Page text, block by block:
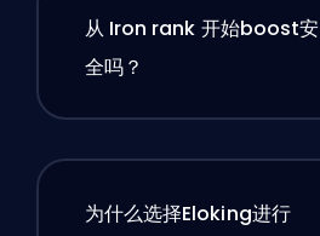
从 Iron rank 开始boost安
全吗？
为什么选择Eloking进行